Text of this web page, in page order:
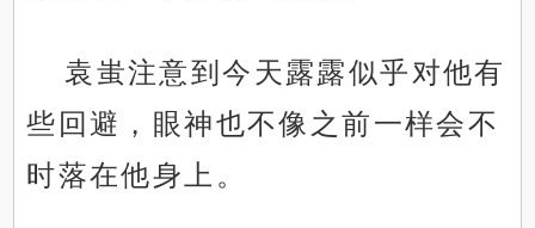
袁蚩注意到今天露露似乎对他有
些回避，眼神也不像之前一样会不
时落在他身上。